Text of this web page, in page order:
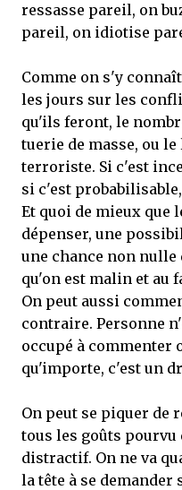
ressasse pareil, on
pareil, on idiotise
Comme on s'y
les jours sur les
qu'ils feront, le
tuerie de masse, ou
terroriste. Si c'est
si c'est
Et quoi de mieux que
dépenser, une
une chance non nulle
qu'on est malin et au
On peut aussi
contraire. Personne
occupé à commenter
qu'importe, c'est un
On peut se piquer de
tous les goûts pourvu
distractif. On ne va
la tête à se demander